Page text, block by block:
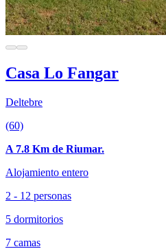
Casa Lo Fangar
Deltebre
(60)
A 7.8 Km de Riumar.
Alojamiento entero
2 - 12 personas
5 dormitorios
7 camas